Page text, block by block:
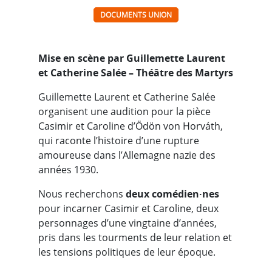
DOCUMENTS UNION
Mise en scène par Guillemette Laurent
et Catherine Salée – Théâtre des Martyrs
Guillemette Laurent et Catherine Salée
organisent une audition pour la pièce
Casimir et Caroline d’Ödön von Horváth,
qui raconte l’histoire d’une rupture
amoureuse dans l’Allemagne nazie des
années 1930.
Nous recherchons deux comédien·nes
pour incarner Casimir et Caroline, deux
personnages d’une vingtaine d’années,
pris dans les tourments de leur relation et
les tensions politiques de leur époque.